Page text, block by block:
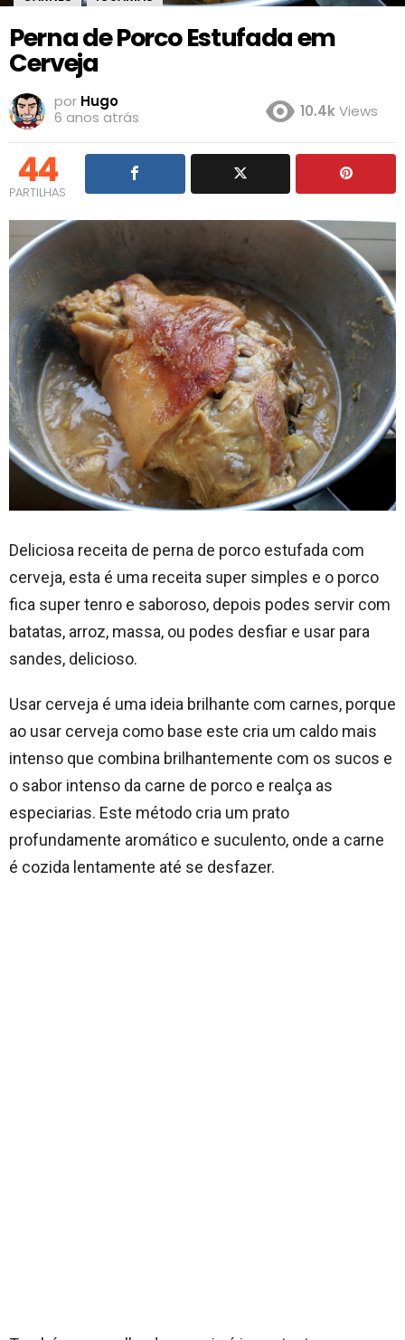
Perna de Porco Estufada em
Cerveja
por Hugo
6 anos atrás
10.4kViews
44
PARTILHAS
Deliciosa receita de perna de porco estufada com
cerveja, esta é uma receita super simples e o porco
fica super tenro e saboroso, depois podes servir com
batatas, arroz, massa, ou podes desfiar e usar para
sandes, delicioso.
Usar cerveja é uma ideia brilhante com carnes, porque
ao usar cerveja como base este cria um caldo mais
intenso que combina brilhantemente com os sucos e
o sabor intenso da carne de porco e realça as
especiarias. Este método cria um prato
profundamente aromático e suculento, onde a carne
é cozida lentamente até se desfazer.